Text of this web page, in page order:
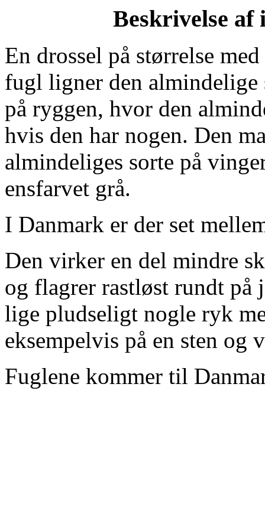
Beskrivelse af
En drossel på størrelse
fugl ligner den almindelige
på ryggen, hvor den
hvis den har nogen. Den
almindeliges sorte på
ensfarvet grå.
I Danmark er der set
Den virker en del mindre
og flagrer rastløst rundt på
lige pludseligt nogle ryk
eksempelvis på en sten og
Fuglene kommer til